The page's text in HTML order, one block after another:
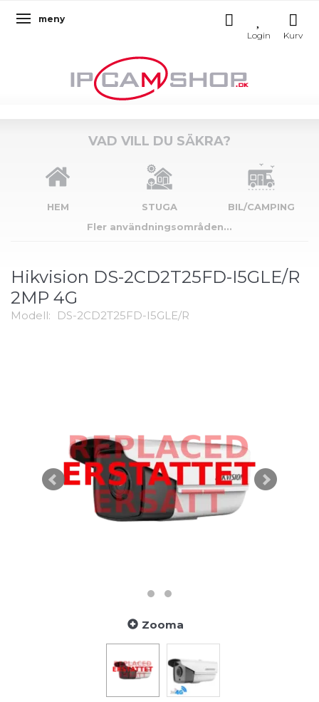
Ändra navigering
meny
VAD VILL DU SÄKRA?
HEM STUGA
BIL/CAMPING
Fler användningsområden...
Hikvision DS-2CD2T25FD-I5GLE/R
2MP 4G
Modell: DS-2CD2T25FD-I5GLE/R
Zooma